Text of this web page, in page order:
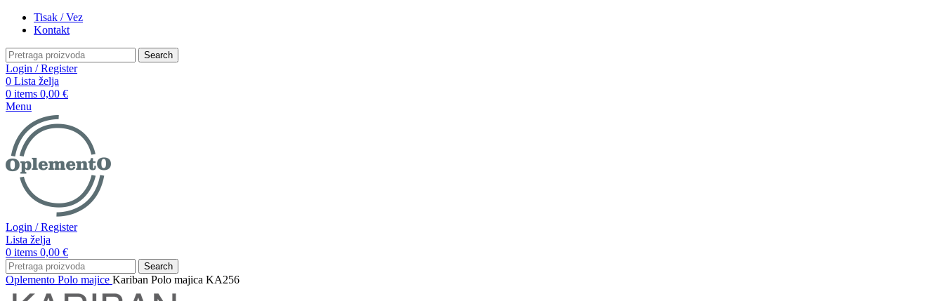
Tisak / Vez
Kontakt
Search
Login / Register
0 Lista želja
0 items 0,00 €
Menu
Login / Register
Lista želja
0 items 0,00 €
Search
Oplemento Polo majice Kariban Polo majica KA256